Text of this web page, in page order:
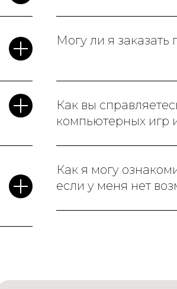
Могу ли я
Как вы
компьютерных игр
Как я могу
если у меня нет